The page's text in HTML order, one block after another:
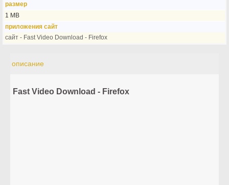
размер
1 MB
приложения сайт
сайт - Fast Video Download - Firefox
описание
Fast Video Download - Firefox